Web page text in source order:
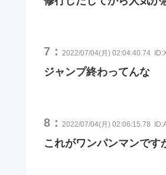
7： 2022/07/04(月) 02:04:40.74
ジャンプ終わってんな
8： 2022/07/04(月) 02:06:15.78
これがワンパンマンです